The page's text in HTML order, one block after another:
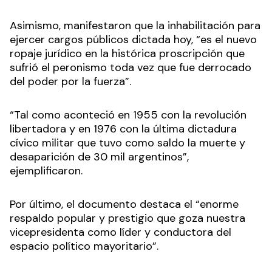
Asimismo, manifestaron que la inhabilitación para
ejercer cargos públicos dictada hoy, “es el nuevo
ropaje jurídico en la histórica proscripción que
sufrió el peronismo toda vez que fue derrocado
del poder por la fuerza”.
“Tal como aconteció en 1955 con la revolución
libertadora y en 1976 con la última dictadura
cívico militar que tuvo como saldo la muerte y
desaparición de 30 mil argentinos”,
ejemplificaron.
Por último, el documento destaca el “enorme
respaldo popular y prestigio que goza nuestra
vicepresidenta como líder y conductora del
espacio político mayoritario”.